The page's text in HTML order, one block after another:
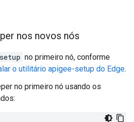
nos novos nós
no primeiro nó, conforme
o utilitário apigee-setup do Edge.
no primeiro nó usando os